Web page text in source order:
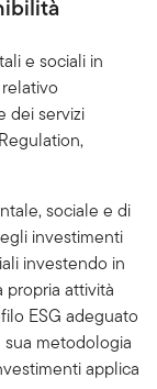
e sociali in
dei servizi
sociale e di
investimenti
investendo in
attività
ESG adeguato
metodologia
applica